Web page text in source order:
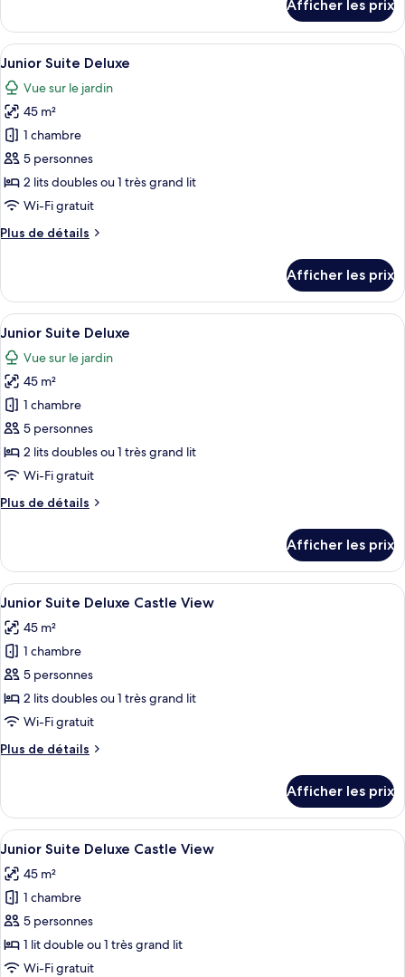
Junior
Suite
Deluxe
Afficher les prix
Afficher
toutes
les
photos
pour
ce
type
de
chambre :
Junior
Une chambre d’hôtel avec un
5
Junior Suite Deluxe
Vue sur le jardin
45 m²
1 chambre
5 personnes
2 lits doubles ou 1 très grand lit
Wi-Fi gratuit
Plus de détails
Plus
Junior
Suite
Deluxe
Afficher les prix
Afficher
toutes
les
photos
pour
ce
type
de
chambre :
Junior
Une chambre d’hôtel avec un
5
Junior Suite Deluxe
Vue sur le jardin
45 m²
1 chambre
5 personnes
2 lits doubles ou 1 très grand lit
Wi-Fi gratuit
Plus de détails
Plus
Junior
Suite
Deluxe
Afficher les prix
Afficher
toutes
les
photos
pour
ce
type
chambre :
Deluxe
Castle
View
Une chambre d’hôtel avec un
6
Junior Suite Deluxe Castle View
45 m²
1 chambre
5 personnes
2 lits doubles ou 1 très grand lit
Wi-Fi gratuit
Plus de détails
Plus
Junior
Suite
Deluxe
View
Afficher les prix
Afficher
toutes
les
photos
pour
ce
type
Une chambre d’hôtel avec un
6
Junior Suite Deluxe Castle View
45 m²
1 chambre
5 personnes
1 lit double ou 1 très grand lit
Wi-Fi gratuit